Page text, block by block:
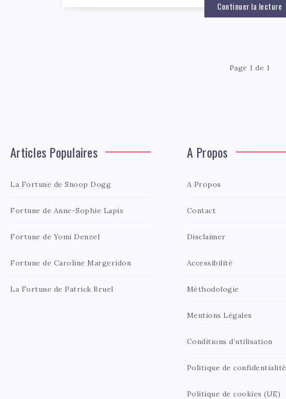
Continuer la lecture
Page 1 de 1
Articles Populaires
La Fortune de Snoop Dogg
Fortune de Anne-Sophie Lapix
Fortune de Yomi Denzel
Fortune de Caroline Margeridon
La Fortune de Patrick Bruel
A Propos
A Propos
Contact
Disclaimer
Accessibilité
Méthodologie
Mentions Légales
Conditions d’utilisation
Politique de confidentialité
Politique de cookies (UE)